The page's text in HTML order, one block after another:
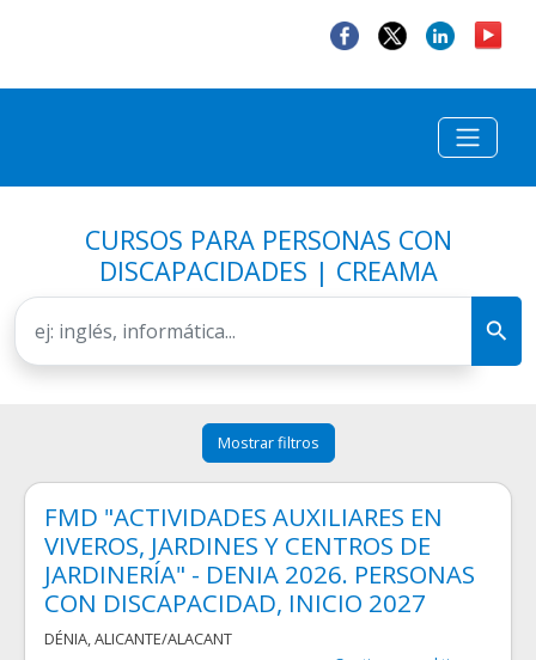
CURSOS PARA PERSONAS CON
DISCAPACIDADES | CREAMA
Mostrar filtros
FMD "ACTIVIDADES AUXILIARES EN
VIVEROS, JARDINES Y CENTROS DE
JARDINERÍA" - DENIA 2026. PERSONAS
CON DISCAPACIDAD, INICIO 2027
DÉNIA,ALICANTE/ALACANT